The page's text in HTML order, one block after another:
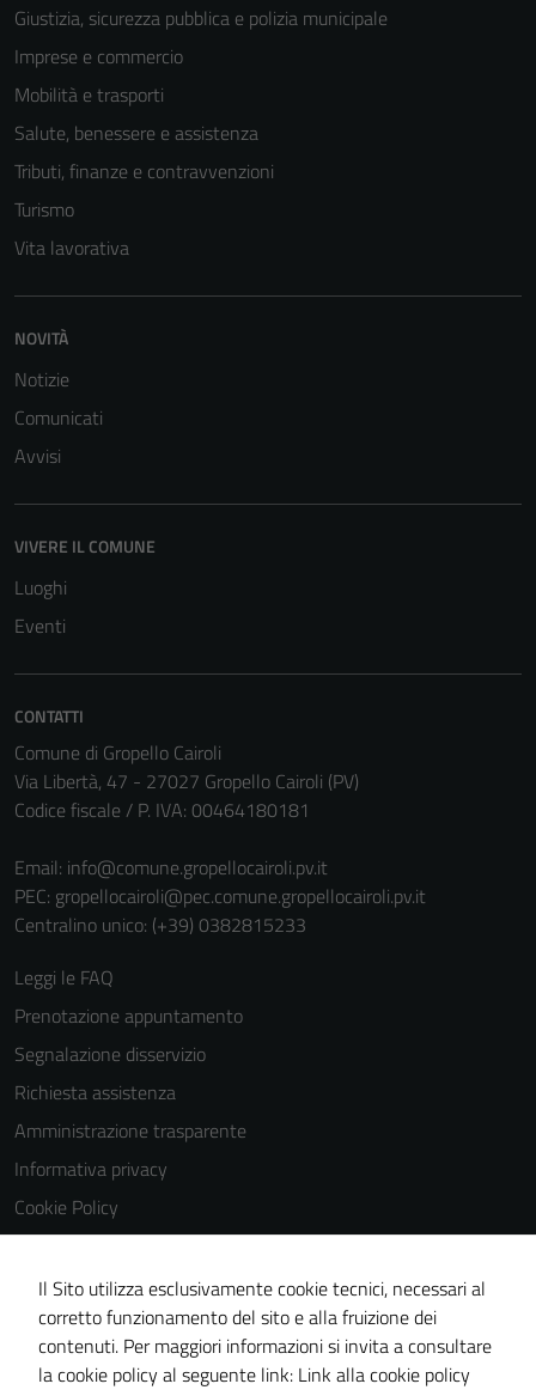
Giustizia, sicurezza pubblica e polizia municipale
Imprese e commercio
Mobilità e trasporti
Salute, benessere e assistenza
Tributi, finanze e contravvenzioni
Turismo
Vita lavorativa
NOVITÀ
Notizie
Comunicati
Avvisi
VIVERE IL COMUNE
Luoghi
Eventi
CONTATTI
Comune di Gropello Cairoli
Via Libertà, 47 - 27027 Gropello Cairoli (PV)
Codice fiscale / P. IVA: 00464180181
Email: info@comune.gropellocairoli.pv.it
PEC: gropellocairoli@pec.comune.gropellocairoli.pv.it
Centralino unico: (+39) 0382815233
Leggi le FAQ
Prenotazione appuntamento
Segnalazione disservizio
Richiesta assistenza
Amministrazione trasparente
Informativa privacy
Cookie Policy
Note legali
Dichiarazione di accessibilità
Obiettivi di accessibilità
Piano di miglioramento del sito
Il Sito utilizza esclusivamente cookie tecnici, necessari al
corretto funzionamento del sito e alla fruizione dei
contenuti. Per maggiori informazioni si invita a consultare
la cookie policy al seguente link: Link alla cookie policy
Questi cookie
essere
informazioni